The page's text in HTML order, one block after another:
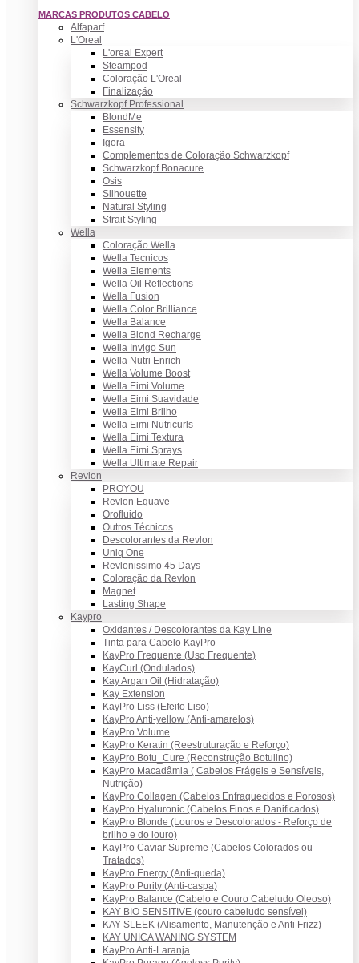
MARCAS PRODUTOS CABELO
Alfaparf
L'Oreal
L'oreal Expert
Steampod
Coloração L'Oreal
Finalização
Schwarzkopf Professional
BlondMe
Essensity
Igora
Complementos de Coloração Schwarzkopf
Schwarzkopf Bonacure
Osis
Silhouette
Natural Styling
Strait Styling
Wella
Coloração Wella
Wella Tecnicos
Wella Elements
Wella Oil Reflections
Wella Fusion
Wella Color Brilliance
Wella Balance
Wella Blond Recharge
Wella Invigo Sun
Wella Nutri Enrich
Wella Volume Boost
Wella Eimi Volume
Wella Eimi Suavidade
Wella Eimi Brilho
Wella Eimi Nutricurls
Wella Eimi Textura
Wella Eimi Sprays
Wella Ultimate Repair
Revlon
PROYOU
Revlon Equave
Orofluido
Outros Técnicos
Descolorantes da Revlon
Uniq One
Revlonissimo 45 Days
Coloração da Revlon
Magnet
Lasting Shape
Kaypro
Oxidantes / Descolorantes da Kay Line
Tinta para Cabelo KayPro
KayPro Frequente (Uso Frequente)
KayCurl (Ondulados)
Kay Argan Oil (Hidratação)
Kay Extension
KayPro Liss (Efeito Liso)
KayPro Anti-yellow (Anti-amarelos)
KayPro Volume
KayPro Keratin (Reestruturação e Reforço)
KayPro Botu_Cure (Reconstrução Botulino)
KayPro Macadâmia ( Cabelos Frágeis e Sensíveis,
Nutrição)
KayPro Collagen (Cabelos Enfraquecidos e Porosos)
KayPro Hyaluronic (Cabelos Finos e Danificados)
KayPro Blonde (Louros e Descolorados - Reforço de
brilho e do louro)
KayPro Caviar Supreme (Cabelos Colorados ou
Tratados)
KayPro Energy (Anti-queda)
KayPro Purity (Anti-caspa)
KayPro Balance (Cabelo e Couro Cabeludo Oleoso)
KAY BIO SENSITIVE (couro cabeludo sensível)
KAY SLEEK (Alisamento, Manutenção e Anti Frizz)
KAY UNICA WANING SYSTEM
KayPro Anti-Laranja